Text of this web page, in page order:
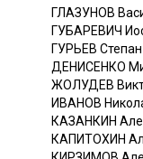
ГЛАЗУНОВ
ГУБАРЕВИЧ
ГУРЬЕВ
ДЕНИСЕНКО
ЖОЛУДЕВ
ИВАНОВ
КАЗАНКИН
КАПИТОХИН